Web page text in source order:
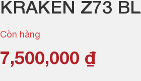
KRAKEN Z73
Còn hàng
7,500,000 ₫